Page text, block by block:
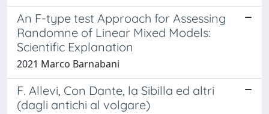
An F-type test Approach for Assessing
Randomne of Linear Mixed Models:
Scientific Explanation
2021 Marco Barnabani
F. Allevi, Con Dante, la Sibilla ed altri
(dagli antichi al volgare)